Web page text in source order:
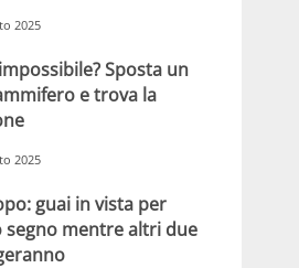
2025
Sposta un
e trova la
2025
guai in vista per
segno mentre altri due